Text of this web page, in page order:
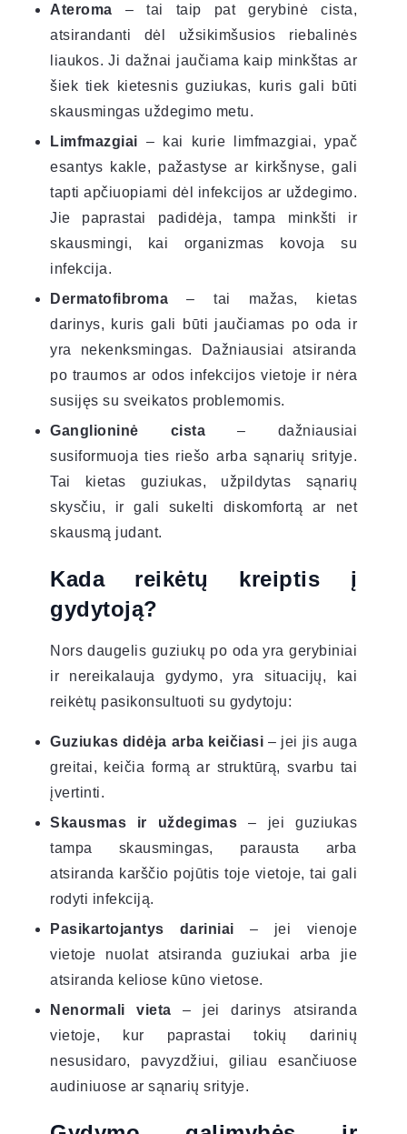
Ateroma – tai taip pat gerybinė cista,
atsirandanti dėl užsikimšusios riebalinės
liaukos. Ji dažnai jaučiama kaip minkštas ar
šiek tiek kietesnis guziukas, kuris gali būti
skausmingas uždegimo metu.
Limfmazgiai – kai kurie limfmazgiai, ypač
esantys kakle, pažastyse ar kirkšnyse, gali
tapti apčiuopiami dėl infekcijos ar uždegimo.
Jie paprastai padidėja, tampa minkšti ir
skausmingi, kai organizmas kovoja su
infekcija.
Dermatofibroma – tai mažas, kietas
darinys, kuris gali būti jaučiamas po oda ir
yra nekenksmingas. Dažniausiai atsiranda
po traumos ar odos infekcijos vietoje ir nėra
susijęs su sveikatos problemomis.
Ganglioninė cista – dažniausiai
susiformuoja ties riešo arba sąnarių srityje.
Tai kietas guziukas, užpildytas sąnarių
skysčiu, ir gali sukelti diskomfortą ar net
skausmą judant.
Kada reikėtų kreiptis į
gydytoją?
Nors daugelis guziukų po oda yra gerybiniai
ir nereikalauja gydymo, yra situacijų, kai
reikėtų pasikonsultuoti su gydytoju:
Guziukas didėja arba keičiasi – jei jis auga
greitai, keičia formą ar struktūrą, svarbu tai
įvertinti.
Skausmas ir uždegimas – jei guziukas
tampa skausmingas, parausta arba
atsiranda karščio pojūtis toje vietoje, tai gali
rodyti infekciją.
Pasikartojantys dariniai – jei vienoje
vietoje nuolat atsiranda guziukai arba jie
atsiranda keliose kūno vietose.
Nenormali vieta – jei darinys atsiranda
vietoje, kur paprastai tokių darinių
nesusidaro, pavyzdžiui, giliau esančiuose
audiniuose ar sąnarių srityje.